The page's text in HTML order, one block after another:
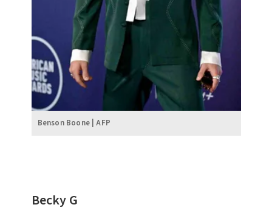
Benson Boone | AFP
Becky G